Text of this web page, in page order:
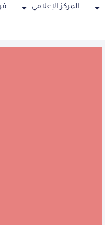
المركز الإعلامي